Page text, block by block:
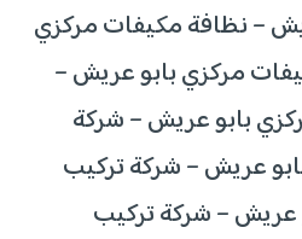
– نظافة مكيفات مركزي
مركزي بابو عريش –
بابو عريش – شركة
عريش – شركة تركيب
عريش – شركة تركيب